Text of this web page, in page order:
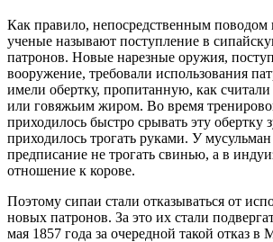
Как правило, непосредственным
ученые называют поступление в
патронов. Новые нарезные оружия,
вооружение, требовали использования
имели обертку, пропитанную, как
или говяжьим жиром. Во время
приходилось быстро срывать эту обертку
приходилось трогать руками. У мусульман
предписание не трогать свинью, а в
отношение к корове.
Поэтому сипаи стали отказываться от
новых патронов. За это их стали
мая 1857 года за очередной такой отказ